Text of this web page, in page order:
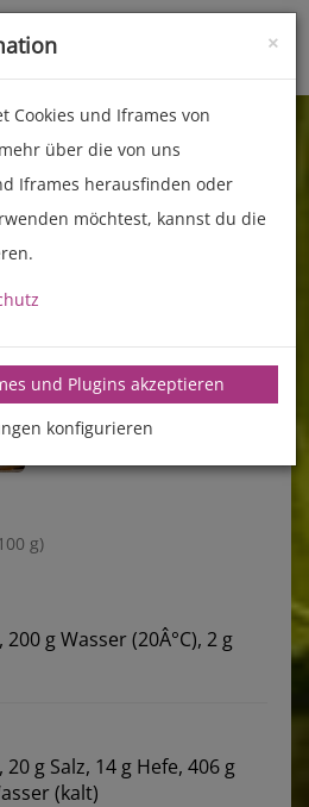
Toggle
g)
g Wasser (20Â°C), 2 g
g Salz, 14 g Hefe, 406 g
(kalt)
×
Cookies und Iframes von
über die von uns
Iframes herausfinden oder
möchtest, kannst du die
und Plugins akzeptieren
konfigurieren